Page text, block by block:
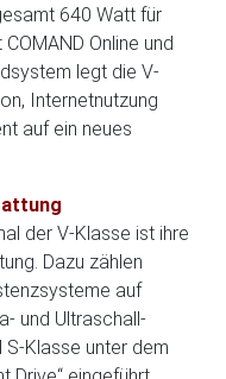
640 Watt für
Online und
legt die V-
Internetnutzung
auf ein neues
der V-Klasse ist ihre
Dazu zählen
auf
und Ultraschall-
S-Klasse unter dem